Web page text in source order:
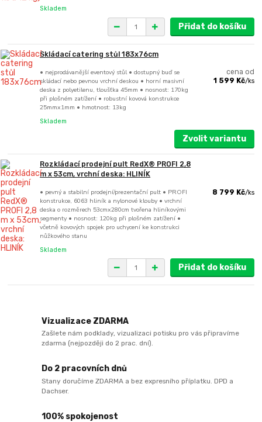
Skladem
Přidat do košíku
Skládací catering stůl 183x76cm
• nejprodávanější eventový stůl • dostupný buď se
skládací nebo pevnou vrchní deskou • horní masivní
deska z polyetilenu, tloušťka 45mm • nosnost: 170kg
při plošném zatížení • robustní kovová konstrukce
25mmx1mm • hmotnost: 13kg
cena od
1 599 Kč/ks
Skladem
Zvolit variantu
Rozkládací prodejní pult RedX® PROFI 2,8
m x 53cm, vrchní deska: HLINÍK
• pevný a stabilní prodejní/prezentační pult • PROFI
konstrukce, 6063 hliník a nylonové klouby • vrchní
deska o rozměrech 53cmx280cm tvořena hliníkovými
segmenty • nosnost: 120kg při plošném zatížení •
včetně kovových spojek pro uchycení ke konstrukci
nůžkového stanu
8 799 Kč/ks
Skladem
Přidat do košíku
Vizualizace ZDARMA
Zašlete nám podklady, vizualizaci potisku pro vás připravíme
zdarma (nejpozději do 2 prac. dní).
Do 2 pracovních dnů
Stany doručíme ZDARMA a bez expresního příplatku. DPD a
Dachser.
100% spokojenost